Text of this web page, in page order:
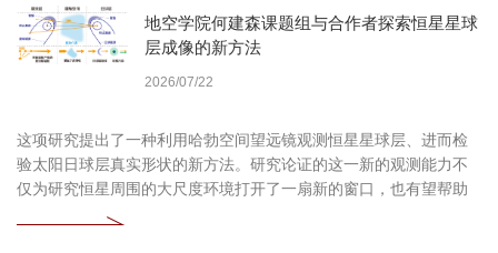
地空学院何建森课题组与合作者探索恒星星球
层成像的新方法
2026/07/22
这项研究提出了一种利用哈勃空间望远镜观测恒星星球层、进而检
验太阳日球层真实形状的新方法。研究论证的这一新的观测能力不
仅为研究恒星周围的大尺度环境打开了一扇新的窗口，也有望帮助
我们更加深入地认识自身所处的太阳系环境。